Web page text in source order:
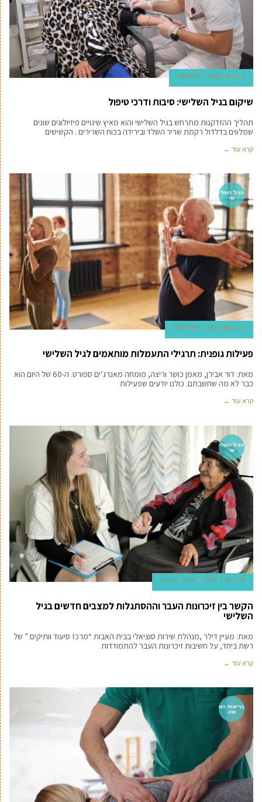
23 ביוני 2022 גל טוויטו
שיקום בגיל השלישי: סיבות ודרכי טיפול
תהליך ההזדקנות מתרחש בגיל השלישי והוא מאיץ שינויים פיזיולוגים שונים
שמלווים בדלדול רקמת שריר השלד ובירידה בכוח השרירים . הקשישים
קרא עוד ←
הגיל השלי
שי
23 במאי 2022 טור אורח
פעילות גופנית: תרגילי התעמלות מותאמים לגיל השלישי
מאת: דור אבירן, מאמן כושר וריצה, מומחה מאנרג’ים ספורט. ה-60 של היום הוא
כבר לא מה שחשבתם. כולנו יודעים שפעילות
קרא עוד ←
הגיל השלי
שי
28 במרץ 2022 אביעד ברטוב
הקשר בין זיכרונות העבר וההסתגלות למצבים חדשים בגיל
השלישי
מאת: מעיין דילר ,מנהלת שירות סוציאלי בבית האבות “מרכז סיעוד וותיקים ” של
רשת ביחד, על חשיבות זיכרונות העבר להתמודדות
קרא עוד ←
בריאות הא
שה